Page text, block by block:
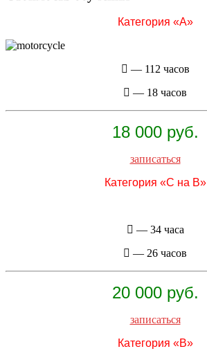
Категория «А»
— 112 часов
— 18 часов
18 000 руб.
записаться
Категория «C на B»
— 34 часа
— 26 часов
20 000 руб.
записаться
Категория «B»